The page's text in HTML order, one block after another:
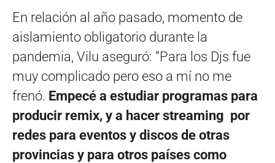
En relación al año pasado, momento de
aislamiento obligatorio durante la
pandemia, Vilu aseguró: “Para los Djs fue
muy complicado pero eso a mí no me
frenó. Empecé a estudiar programas para
producir remix, y a hacer streaming por
redes para eventos y discos de otras
provincias y para otros países como